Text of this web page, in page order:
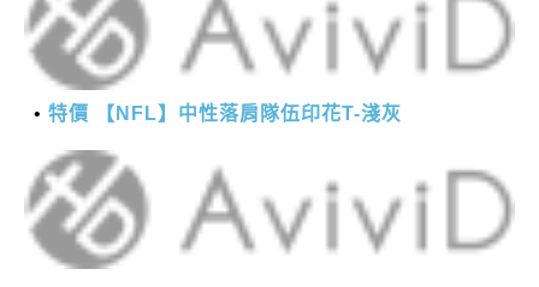
特價 【NFL】中性落肩隊伍印花T-淺灰